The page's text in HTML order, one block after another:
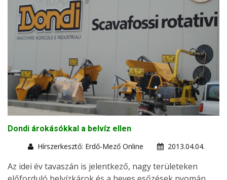
Dondi árokásókkal a belvíz ellen
Hírszerkesztő: Erdő-Mező Online
2013.04.04.
Az idei év tavaszán is jelentkező, nagy területeken